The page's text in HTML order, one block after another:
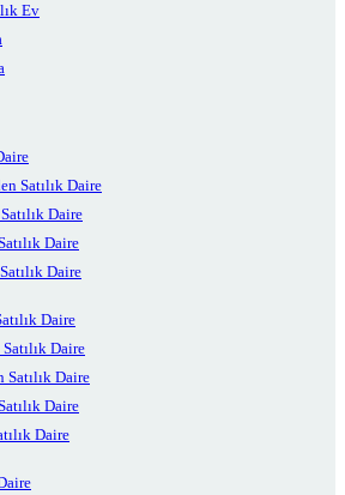
Ev
Satılık Daire
Daire
Daire
Daire
Daire
Daire
Satılık Daire
Daire
Daire